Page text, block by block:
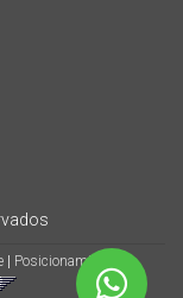
Posicionamiento en